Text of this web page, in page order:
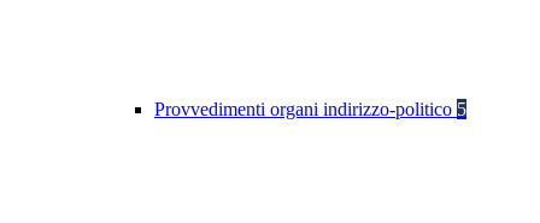
Provvedimenti organi indirizzo-politico 5